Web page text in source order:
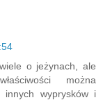
o jeżynach, ale
można
innych wyprysków i